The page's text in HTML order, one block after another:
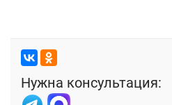
Нужна консультация: